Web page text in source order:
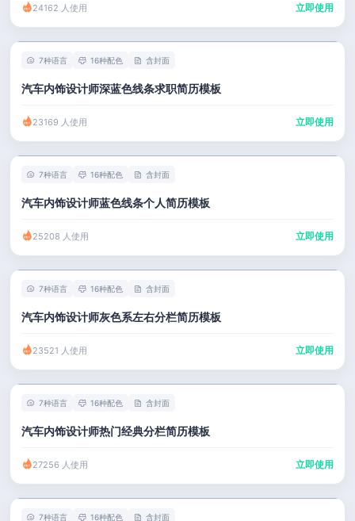
24162 人使用 立即使用
7种语言 16种配色 含封面
汽车内饰设计师深蓝色线条求职简历模板
23169 人使用 立即使用
7种语言 16种配色 含封面
汽车内饰设计师蓝色线条个人简历模板
25208 人使用 立即使用
7种语言 16种配色 含封面
汽车内饰设计师灰色系左右分栏简历模板
23521 人使用 立即使用
7种语言 16种配色 含封面
汽车内饰设计师热门经典分栏简历模板
27256 人使用 立即使用
7种语言 16种配色 含封面